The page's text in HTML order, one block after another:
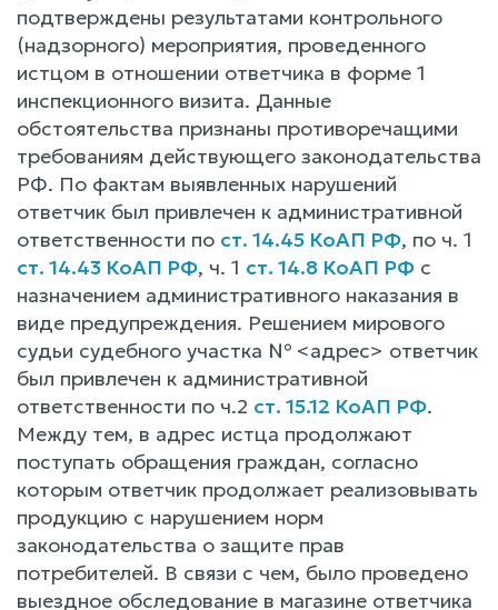
подтверждены результатами контрольного
(надзорного) мероприятия, проведенного
истцом в отношении ответчика в форме 1
инспекционного визита. Данные
обстоятельства признаны противоречащими
требованиям действующего законодательства
РФ. По фактам выявленных нарушений
ответчик был привлечен к административной
ответственности по ст. 14.45 КоАП РФ, по ч. 1
ст. 14.43 КоАП РФ, ч. 1 ст. 14.8 КоАП РФ с
назначением административного наказания в
виде предупреждения. Решением мирового
судьи судебного участка № <адрес> ответчик
был привлечен к административной
ответственности по ч.2 ст. 15.12 КоАП РФ.
Между тем, в адрес истца продолжают
поступать обращения граждан, согласно
которым ответчик продолжает реализовывать
продукцию с нарушением норм
законодательства о защите прав
потребителей. В связи с чем, было проведено
выездное обследование в магазине ответчика